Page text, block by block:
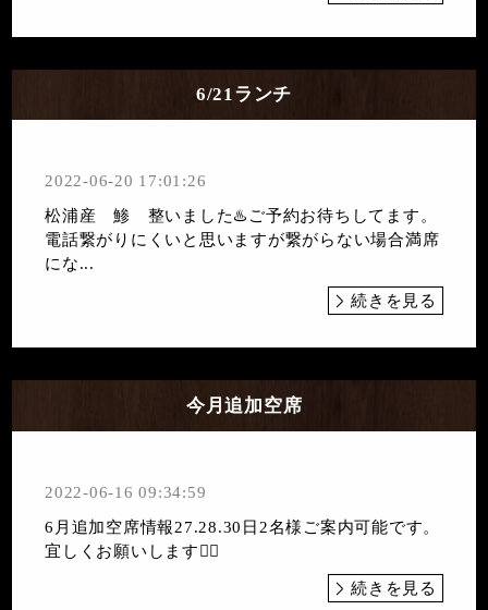
6/21ランチ
2022-06-20 17:01:26
松浦産 鯵 整いました♨️ご予約お待ちしてます。
電話繋がりにくいと思いますが繋がらない場合満席
にな...
続きを見る
今月追加空席
2022-06-16 09:34:59
6月追加空席情報27.28.30日2名様ご案内可能です。
宜しくお願いします🙇‍♀️
続きを見る